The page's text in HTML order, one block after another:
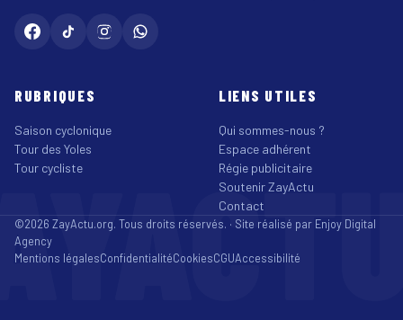
RUBRIQUES
Saison cyclonique
Tour des Yoles
Tour cycliste
LIENS UTILES
Qui sommes-nous ?
Espace adhérent
Régie publicitaire
Soutenir ZayActu
Contact
©2026 ZayActu.org. Tous droits réservés. · Site réalisé par Enjoy Digital
Agency
Mentions légalesConfidentialitéCookiesCGUAccessibilité